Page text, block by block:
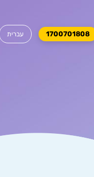
1700701808